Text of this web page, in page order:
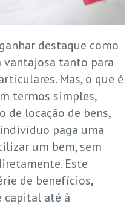
destaque como
vantajosa tanto para
Mas, o que é
termos simples,
de locação de bens,
paga uma
um bem, sem
Este
de benefícios,
capital até à